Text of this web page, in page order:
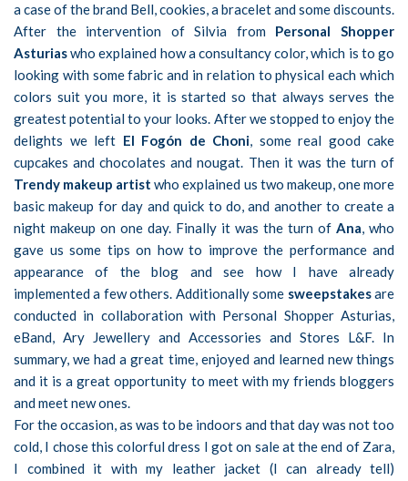
a case of the brand Bell, cookies, a bracelet and some discounts.
After the intervention of Silvia from Personal Shopper
Asturiaswho explained how a consultancy color, which is to go
looking with some fabric and in relation to physical each which
colors suit you more, it is started so that always serves the
greatest potential to your looks. After we stopped to enjoy the
delights we left El Fogón de Choni, some real good cake
cupcakes and chocolates and nougat. Then it was the turn of
Trendy makeup artist who explained us two makeup, one more
basic makeup for day and quick to do, and another to create a
night makeup on one day. Finally it was the turn of Ana, who
gave us some tips on how to improve the performance and
appearance of the blog and see how I have already
implemented a few others. Additionally some sweepstakesare
conducted in collaboration with Personal Shopper Asturias,
eBand, Ary Jewellery and Accessories and Stores L&F. In
summary, we had a great time, enjoyed and learned new things
and it is a great opportunity to meet with my friends bloggers
and meet new ones.
For the occasion, as was to be indoors and that day was not too
cold, I chose this colorful dress I got on sale at the end of Zara,
I combined it with my leather jacket (I can already tell)